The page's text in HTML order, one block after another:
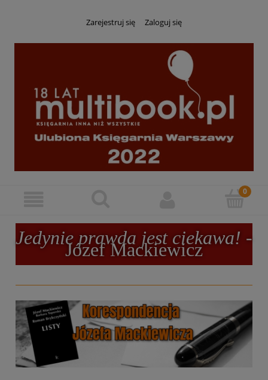
Zarejestruj się Zaloguj się
Jedynie prawda jest ciekawa! -
Józef Mackiewicz